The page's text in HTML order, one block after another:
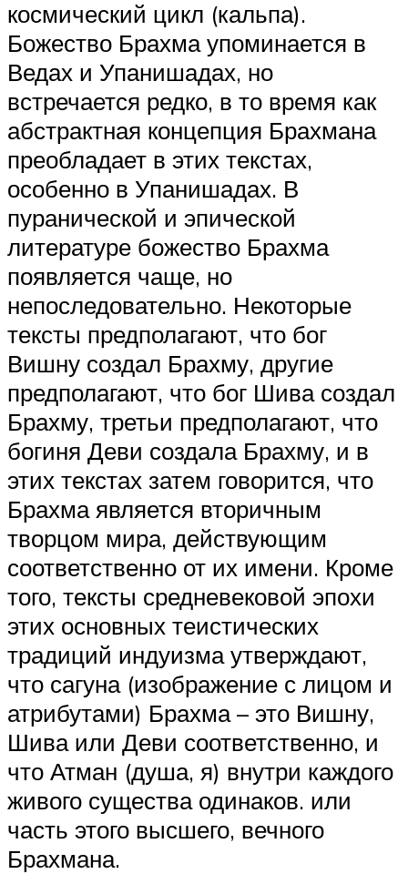
космический цикл (кальпа).
Божество Брахма упоминается в
Ведах и Упанишадах, но
встречается редко, в то время как
абстрактная концепция Брахмана
преобладает в этих текстах,
особенно в Упанишадах. В
пуранической и эпической
литературе божество Брахма
появляется чаще, но
непоследовательно. Некоторые
тексты предполагают, что бог
Вишну создал Брахму, другие
предполагают, что бог Шива создал
Брахму, третьи предполагают, что
богиня Деви создала Брахму, и в
этих текстах затем говорится, что
Брахма является вторичным
творцом мира, действующим
соответственно от их имени. Кроме
того, тексты средневековой эпохи
этих основных теистических
традиций индуизма утверждают,
что сагуна (изображение с лицом и
атрибутами) Брахма – это Вишну,
Шива или Деви соответственно, и
что Атман (душа, я) внутри каждого
живого существа одинаков. или
часть этого высшего, вечного
Брахмана.